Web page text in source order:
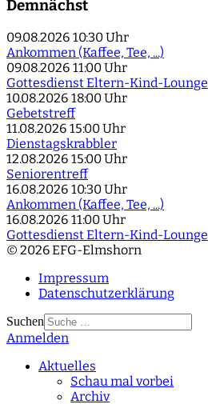
Demnächst
09.08.2026 10:30 Uhr
Ankommen (Kaffee, Tee, ...)
09.08.2026 11:00 Uhr
Gottesdienst Eltern-Kind-Lounge
10.08.2026 18:00 Uhr
Gebetstreff
11.08.2026 15:00 Uhr
Dienstagskrabbler
12.08.2026 15:00 Uhr
Seniorentreff
16.08.2026 10:30 Uhr
Ankommen (Kaffee, Tee, ...)
16.08.2026 11:00 Uhr
Gottesdienst Eltern-Kind-Lounge
© 2026 EFG-Elmshorn
Impressum
Datenschutzerklärung
Suchen
Type 2 or more
Anmelden
Aktuelles
Schau mal vorbei
Archiv